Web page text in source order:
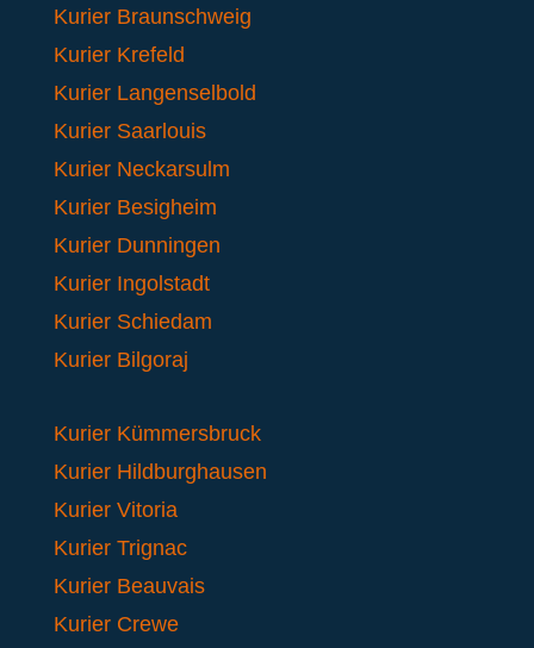
Kurier Braunschweig
Kurier Krefeld
Kurier Langenselbold
Kurier Saarlouis
Kurier Neckarsulm
Kurier Besigheim
Kurier Dunningen
Kurier Ingolstadt
Kurier Schiedam
Kurier Bilgoraj
Kurier Kümmersbruck
Kurier Hildburghausen
Kurier Vitoria
Kurier Trignac
Kurier Beauvais
Kurier Crewe